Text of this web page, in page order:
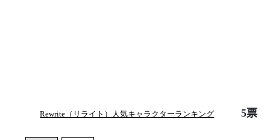
Rewrite（リライト）人気キャラクターランキング 5票